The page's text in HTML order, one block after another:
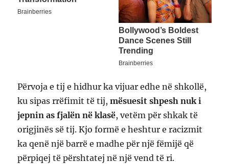
Përvoja e tij e hidhur ka vijuar edhe në shkollë,
ku sipas rrëfimit të tij,mësuesit shpesh nuk i
jepnin as fjalën në klasë, vetëm për shkak të
origjinës së tij. Kjo formë e heshtur e racizmit
ka qenë një barrë e madhe për një fëmijë që
përpiqej të përshtatej në një vend të ri.